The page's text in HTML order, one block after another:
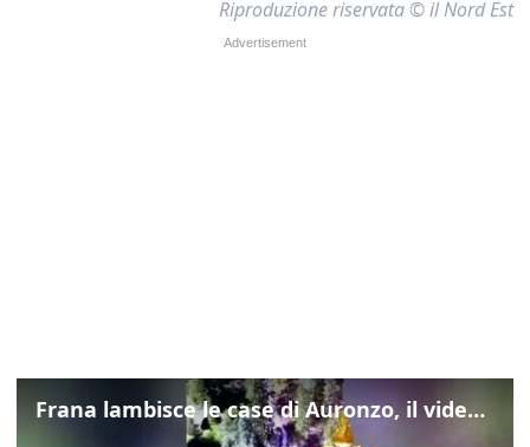
Riproduzione riservata © il Nord Est
Frana lambisce le case di Auronzo, il video dall'elicottero dei vigili del fuoco